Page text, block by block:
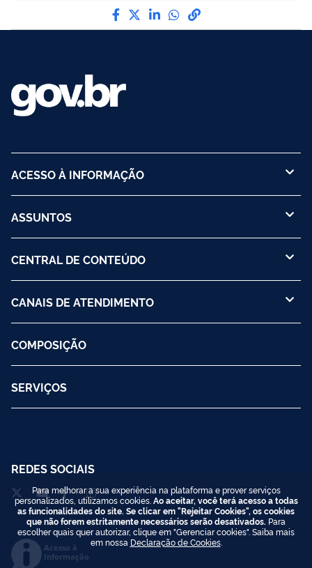
Compartilhe por Facebook
Compartilhe por Twitter
Compartilhe por
Compartilhe por
link para Copiar
ACESSO À INFORMAÇÃO
ASSUNTOS
CENTRAL DE CONTEÚDO
CANAIS DE ATENDIMENTO
COMPOSIÇÃO
SERVIÇOS
REDES SOCIAIS
Acesso à
Informação
Para melhorar a sua experiência na plataforma e prover serviços
personalizados, utilizamos cookies. Ao aceitar, você terá acesso a todas
as funcionalidades do site. Se clicar em "Rejeitar Cookies", os cookies
que não forem estritamente necessários serão desativados. Para
escolher quais quer autorizar, clique em "Gerenciar cookies". Saiba mais
em nossa Declaração de Cookies.